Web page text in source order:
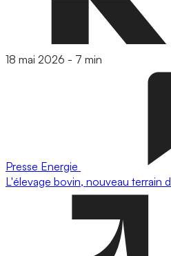
18 mai 2026 - 7 min
Presse Energie
L'élevage bovin, nouveau terrain